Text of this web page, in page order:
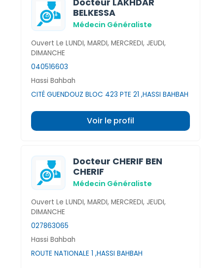
BELKESSA
Médecin Généraliste
Ouvert Le LUNDI, MARDI, MERCREDI, JEUDI,
DIMANCHE
040516603
Hassi Bahbah
CITÉ GUENDOUZ BLOC 423 PTE 21 ,HASSI BAHBAH
Voir le profil
Docteur CHERIF BEN
CHERIF
Médecin Généraliste
Ouvert Le LUNDI, MARDI, MERCREDI, JEUDI,
DIMANCHE
027863065
Hassi Bahbah
ROUTE NATIONALE 1 ,HASSI BAHBAH